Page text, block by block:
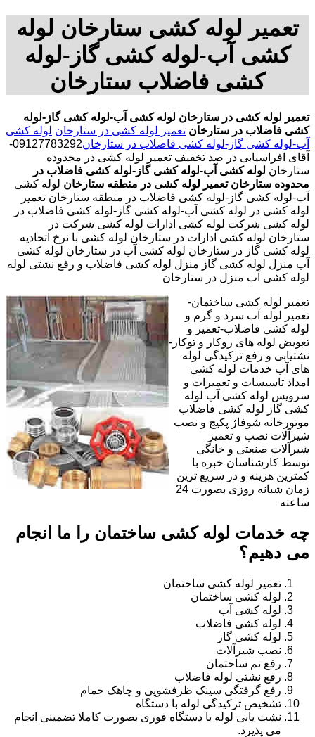
تعمیر لوله کشی ستارخان لوله
کشی آب-لوله کشی گاز-لوله
کشی فاضلاب ستارخان
تعمیر لوله کشی در ستارخان لوله کشی آب-لوله کشی گاز-لوله
کشی فاضلاب در ستارخان تعمیر لوله کشی در ستارخان لوله کشی
آب-لوله کشی گاز-لوله کشی فاضلاب در ستارخان
09127783292-
آقای افراسیابی در صد تخفیف تعمیر لوله کشی در محدوده
ستارخان لوله کشی آب-لوله کشی گاز-لوله کشی فاضلاب در
محدوده ستارخان تعمیر لوله کشی در منطقه ستارخان لوله کشی
آب-لوله کشی گاز-لوله کشی فاضلاب در منطقه ستارخان تعمیر
لوله کشی در لوله کشی آب-لوله کشی گاز-لوله کشی فاضلاب در
لوله کشی شرکت لوله کشی ادارات لوله کشی شرکت در
ستارخان لوله کشی ادارات در ستارخان لوله کشی با نرخ اتحادیه
لوله کشی گاز در ستارخان لوله کشی آب در ستارخان لوله کشی
آب منزل لوله کشی گاز منزل لوله کشی فاضلاب و رفع نشتی لوله
لوله کشی آب منزل در ستارخان
تعمیر لوله کشی ساختمان-
تعمیر لوله آب سرد و گرم و
لوله کشی فاضلاب-تعمیر و
تعویض لوله های روکار و توکار-
نشتیابی و رفع ترکیدگی لوله
های آب خدمات لوله کشی
امداد تاسیسات و تعمیرات و
سرویس لوله کشی آب لوله
کشی گاز لوله کشی فاضلاب
موتورخانه شوفاژ پکیج و نصب
شیرآلات نصب و تعمیر
شیرآلات صنعتی و خانگی
توسط کارشناسان خبره با
کمترین هزینه و در سریع ترین
زمان شبانه روزی بصورت 24
ساعته
چه خدمات لوله کشی ساختمان را ما انجام
می دهیم؟
تعمیر لوله کشی ساختمان
لوله کشی ساختمان
لوله کشی آب
لوله کشی فاضلاب
لوله کشی گاز
نصب شیرآلات
رفع نم ساختمان
رفع نشتی لوله فاضلاب
رفع گرفتگی سینک ظرفشویی و چاهک حمام
تشخیص ترکیدگی لوله با دستگاه
نشت یابی لوله با دستگاه فوری بصورت کاملا تضمینی انجام
می پذیرد.